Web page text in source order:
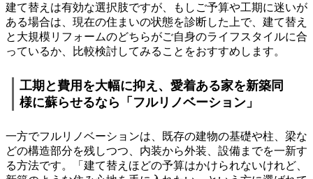
建て替えは有効な選択肢ですが、もしご予算や工期に迷いが
ある場合は、現在の住まいの状態を診断した上で、建て替え
と大規模リフォームのどちらがご自身のライフスタイルに合
っているか、比較検討してみることをおすすめします。
工期と費用を大幅に抑え、愛着ある家を新築同
様に蘇らせるなら「フルリノベーション」
一方でフルリノベーションは、既存の建物の基礎や柱、梁な
どの構造部分を残しつつ、内装から外装、設備までを一新す
る方法です。「建て替えほどの予算はかけられないけれど、